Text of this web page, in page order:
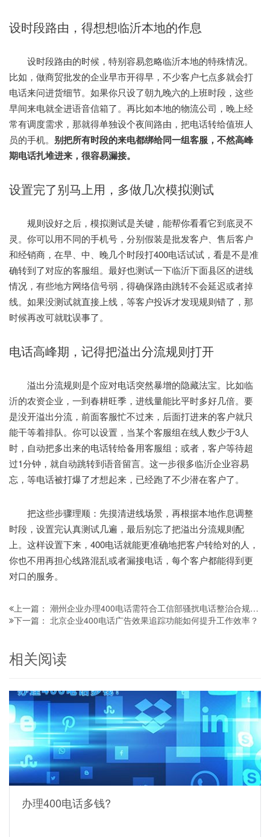
设时段路由，得想想临沂本地的作息
设时段路由的时候，特别容易忽略临沂本地的特殊情况。
比如，做商贸批发的企业早市开得早，不少客户七点多就会打
电话来问进货细节。如果你只设了朝九晚六的上班时段，这些
早间来电就全进语音信箱了。再比如本地的物流公司，晚上经
常有调度需求，那就得单独设个夜间路由，把电话转给值班人
员的手机。 别把所有时段的来电都绑给同一组客服，不然高峰
期电话扎堆进来，很容易漏接。
设置完了别马上用，多做几次模拟测试
规则设好之后，模拟测试是关键，能帮你看看它到底灵不
灵。你可以用不同的手机号，分别假装是批发客户、售后客户
和经销商，在早、中、晚几个时段打400电话试试，看是不是准
确转到了对应的客服组。最好也测试一下临沂下面县区的进线
情况，有些地方网络信号弱，得确保路由跳转不会延迟或者掉
线。如果没测试就直接上线，等客户投诉才发现规则错了，那
时候再改可就耽误事了。
电话高峰期，记得把溢出分流规则打开
溢出分流规则是个应对电话突然暴增的隐藏法宝。比如临
沂的农资企业，一到春耕旺季，进线量能比平时多好几倍。要
是没开溢出分流，前面客服忙不过来，后面打进来的客户就只
能干等着排队。你可以设置，当某个客服组在线人数少于3人
时，自动把多出来的电话转给备用客服组；或者，客户等待超
过1分钟，就自动跳转到语音留言。这一步很多临沂企业容易
忘，等电话被打爆了才想起来，已经跑了不少潜在客户了。
把这些步骤理顺：先摸清进线场景，再根据本地作息调整
时段，设置完认真测试几遍，最后别忘了把溢出分流规则配
上。这样设置下来，400电话就能更准确地把客户转给对的人，
你也不用再担心线路混乱或者漏接电话，每个客户都能得到更
对口的服务。
上一篇： 潮州企业办理400电话需符合工信部骚扰电话整治合规要求吗
下一篇： 北京企业400电话广告效果追踪功能如何提升工作效率？
相关阅读
办理400电话多钱?